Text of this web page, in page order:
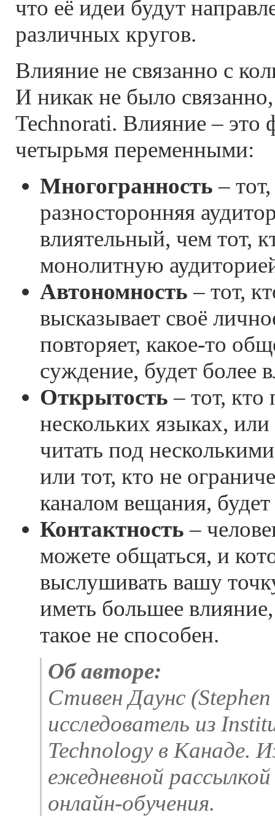
что её идеи будут
различных кругов.
Влияние не связанно с
И никак не было
Technorati. Влияние – это
четырьмя переменными:
Многогранность –
разносторонняя
влиятельный, чем тот,
монолитную
Автономность – тот,
высказывает своё
повторяет, какое-то
суждение, будет более
Открытость – тот,
нескольких языках,
читать под
или тот, кто не
каналом вещания,
Контактность –
можете общаться, и
выслушивать вашу
иметь большее
такое не способен.
Об авторе:
Стивен Даунс
исследователь из
Technology в Канаде.
ежедневной
онлайн-обучения.